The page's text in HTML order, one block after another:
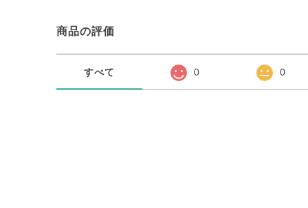
商品の評価
すべて 0 0